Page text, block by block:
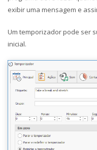
exibir uma mensagem e
Um temporizador pode ser
inicial.